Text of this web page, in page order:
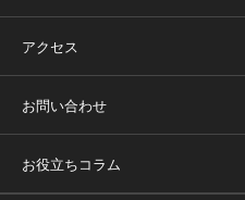
アクセス
お問い合わせ
お役立ちコラム